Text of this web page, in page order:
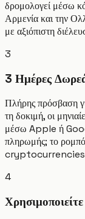
δρομολογεί μέσω
Αρμενία και την
με αξιόπιστη
3
3 Ημέρες
Πλήρης πρόσβαση
τη δοκιμή, οι
μέσω Apple ή
πληρωμής; το
4